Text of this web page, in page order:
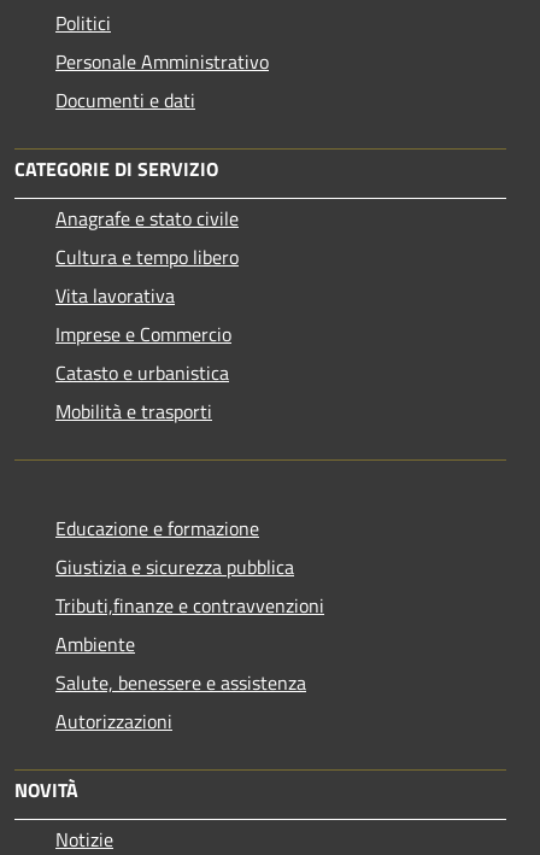
Politici
Personale Amministrativo
Documenti e dati
CATEGORIE DI SERVIZIO
Anagrafe e stato civile
Cultura e tempo libero
Vita lavorativa
Imprese e Commercio
Catasto e urbanistica
Mobilità e trasporti
Educazione e formazione
Giustizia e sicurezza pubblica
Tributi,finanze e contravvenzioni
Ambiente
Salute, benessere e assistenza
Autorizzazioni
NOVITÀ
Notizie